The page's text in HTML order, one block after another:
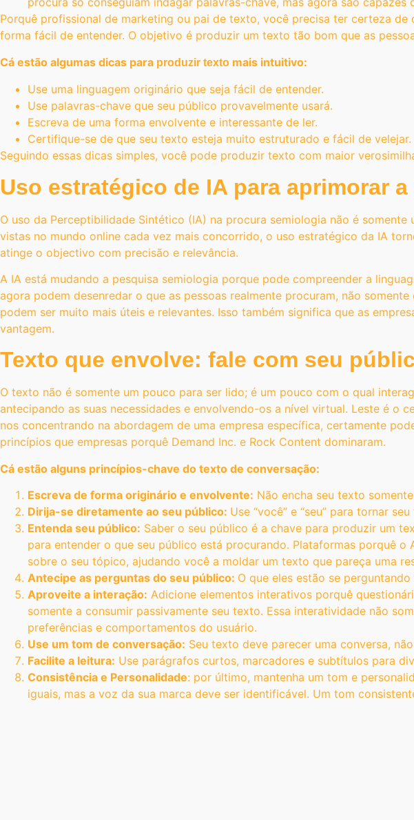
Porquê profissional de marketing ou pai de texto, você precisa ter certeza
forma fácil de entender. O objetivo é produzir um texto tão bom que as
Cá estão algumas dicas para produzir texto mais intuitivo:
Use uma linguagem originário que seja fácil de entender.
Use palavras-chave que seu público provavelmente usará.
Escreva de uma forma envolvente e interessante de ler.
Certifique-se de que seu texto esteja muito estruturado e fácil de velejar.
Seguindo essas dicas simples, você pode produzir texto com maior
Uso estratégico de IA para aprimorar
O uso da Perceptibilidade Sintético (IA) na procura semiologia não é
vistas no mundo online cada vez mais concorrido, o uso estratégico da IA
atinge o objectivo com precisão e relevância.
A IA está mudando a pesquisa semiologia porque pode compreender a
agora podem desenredar o que as pessoas realmente procuram, não
podem ser muito mais úteis e relevantes. Isso também significa que as
vantagem.
Texto que envolve: fale com seu
O texto não é somente um pouco para ser lido; é um pouco com o qual
antecipando as suas necessidades e envolvendo-os a nível virtual. Leste é o
nos concentrando na abordagem de uma empresa específica, certamente
princípios que empresas porquê Demand Inc. e Rock Content dominaram.
Cá estão alguns princípios-chave do texto de conversação:
Escreva de forma originário e envolvente: Não encha seu texto
Dirija-se diretamente ao seu público: Use “você” e “seu” para tornar
Entenda seu público: Saber o seu público é a chave para produzir um
para entender o que seu público está procurando. Plataformas porquê
sobre o seu tópico, ajudando você a moldar um texto que pareça uma
Antecipe as perguntas do seu público: O que eles estão se
Aproveite a interação: Adicione elementos interativos porquê
somente a consumir passivamente seu texto. Essa interatividade não
preferências e comportamentos do usuário.
Use um tom de conversação: Seu texto deve parecer uma conversa,
Facilite a leitura: Use parágrafos curtos, marcadores e subtítulos para
Consistência e Personalidade: por último, mantenha um tom e
iguais, mas a voz da sua marca deve ser identificável. Um tom